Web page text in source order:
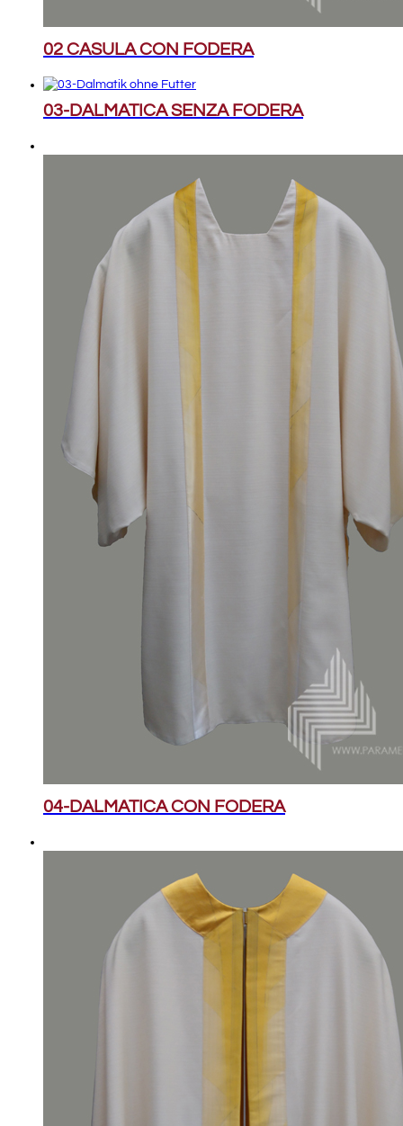
02 CASULA CON FODERA
03-DALMATICA SENZA FODERA
04-DALMATICA CON FODERA